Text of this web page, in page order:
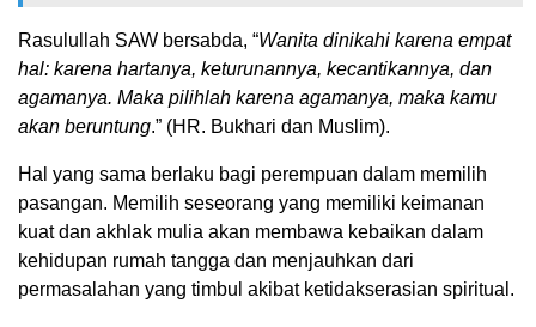
Rasulullah SAW bersabda, “Wanita dinikahi karena empat
hal: karena hartanya, keturunannya, kecantikannya, dan
agamanya. Maka pilihlah karena agamanya, maka kamu
akan beruntung.” (HR. Bukhari dan Muslim).
Hal yang sama berlaku bagi perempuan dalam memilih
pasangan. Memilih seseorang yang memiliki keimanan
kuat dan akhlak mulia akan membawa kebaikan dalam
kehidupan rumah tangga dan menjauhkan dari
permasalahan yang timbul akibat ketidakserasian spiritual.